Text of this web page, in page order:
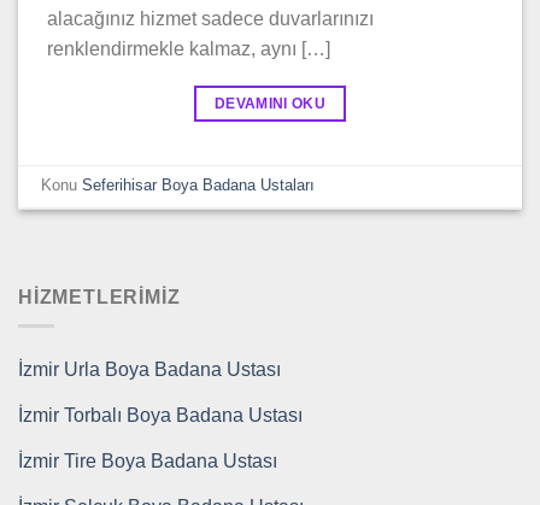
alacağınız hizmet sadece duvarlarınızı
renklendirmekle kalmaz, aynı […]
DEVAMINI OKU
KonuSeferihisar Boya Badana Ustaları
HİZMETLERİMİZ
İzmir Urla Boya Badana Ustası
İzmir Torbalı Boya Badana Ustası
İzmir Tire Boya Badana Ustası